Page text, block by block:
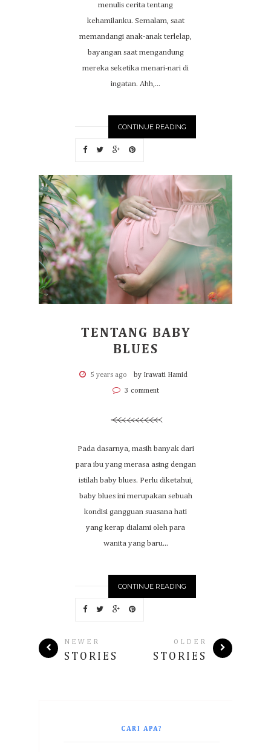
menulis cerita tentang
kehamilanku. Semalam, saat
memandangi anak-anak terlelap,
bayangan saat mengandung
mereka seketika menari-nari di
ingatan. Ahh,...
CONTINUE READING
TENTANG BABY
BLUES
5 years ago by Irawati Hamid
3 comment
Pada dasarnya, masih banyak dari
para ibu yang merasa asing dengan
istilah baby blues. Perlu diketahui,
baby blues ini merupakan sebuah
kondisi gangguan suasana hati
yang kerap dialami oleh para
wanita yang baru...
CONTINUE READING
NEWER
STORIES
OLDER
STORIES
CARI APA?